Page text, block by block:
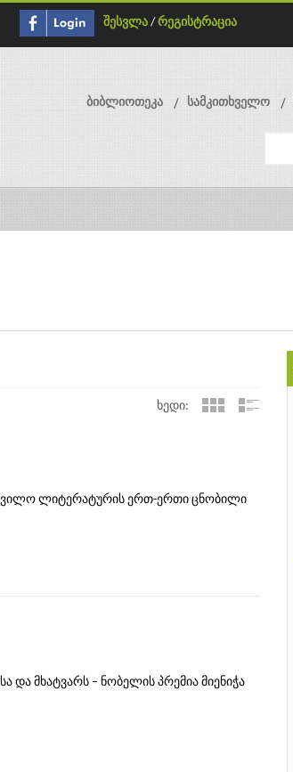
შესვლა / რეგისტრაცია
ბიბლიოთეკა სამკითხველო
ხედი:
ლიტერატურის ერთ-ერთი ცნობილი
და მხატვარს – ნობელის პრემია მიენიჭა